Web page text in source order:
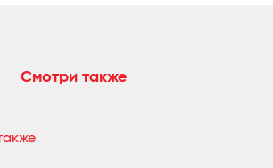
Смотри также